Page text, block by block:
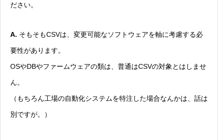
ださい。
A. そもそもCSVは、変更可能なソフトウェアを軸に考慮する必
要性があります。
OSやDBやファームウェアの類は、普通はCSVの対象とはしませ
ん。
（もちろん工場の自動化システムを特注した場合なんかは、話は
別ですが。）